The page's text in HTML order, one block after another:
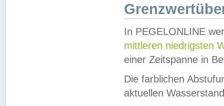
In PEGELONLINE
mittleren niedrigsten
einer Zeitspanne in
Die farblichen
aktuellen